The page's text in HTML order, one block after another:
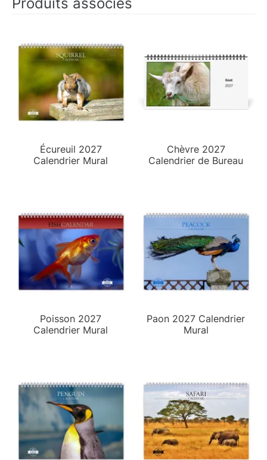
Écureuil 2027
Calendrier Mural
Chèvre 2027
Calendrier de Bureau
Poisson 2027
Calendrier Mural
Paon 2027 Calendrier
Mural